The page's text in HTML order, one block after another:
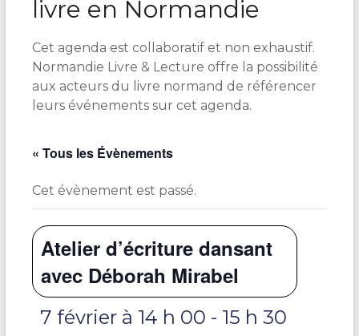
livre en Normandie
Cet agenda est collaboratif et non exhaustif.
Normandie Livre & Lecture offre la possibilité
aux acteurs du livre normand de référencer
leurs événements sur cet agenda.
« Tous les Évènements
Cet évènement est passé.
Atelier d’écriture dansant
avec Déborah Mirabel
7 février à 14 h 00 - 15 h 30